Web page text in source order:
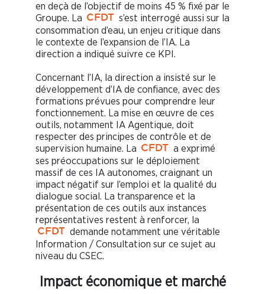
en deçà de l’objectif de moins 45 % fixé par le
Groupe. La CFDT
s’est interrogé aussi sur la
consommation d’eau, un enjeu critique dans
le contexte de l’expansion de l’IA. La
direction a indiqué suivre ce KPI.
Concernant l’IA, la direction a insisté sur le
développement d’IA de confiance, avec des
formations prévues pour comprendre leur
fonctionnement. La mise en œuvre de ces
outils, notamment IA Agentique, doit
respecter des principes de contrôle et de
supervision humaine. La CFDT
a exprimé
ses préoccupations sur le déploiement
massif de ces IA autonomes, craignant un
impact négatif sur l’emploi et la qualité du
dialogue social. La transparence et la
présentation de ces outils aux instances
représentatives restent à renforcer, la
CFDT
demande notamment une véritable
Information / Consultation sur ce sujet au
niveau du CSEC.
Impact économique et marché